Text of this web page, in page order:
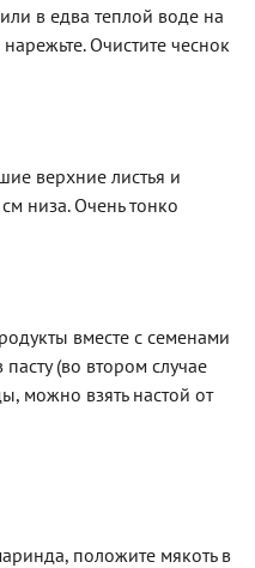
в едва теплой воде на
Очистите чеснок
верхние листья и
низа. Очень тонко
вместе с семенами
(во втором случае
можно взять настой от
положите мякоть в